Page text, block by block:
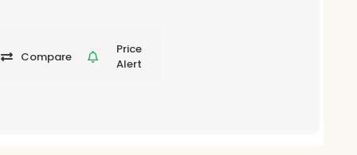
Compare
Price
Alert